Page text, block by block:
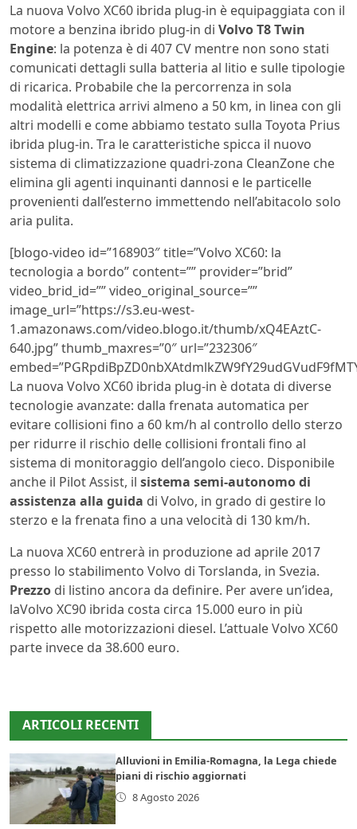
La nuova Volvo XC60 ibrida plug-in è equipaggiata con il
motore a benzina ibrido plug-in di Volvo T8 Twin
Engine: la potenza è di 407 CV mentre non sono stati
comunicati dettagli sulla batteria al litio e sulle tipologie
di ricarica. Probabile che la percorrenza in sola
modalità elettrica arrivi almeno a 50 km, in linea con gli
altri modelli e come abbiamo testato sulla Toyota Prius
ibrida plug-in. Tra le caratteristiche spicca il nuovo
sistema di climatizzazione quadri-zona CleanZone che
elimina gli agenti inquinanti dannosi e le particelle
provenienti dall’esterno immettendo nell’abitacolo solo
aria pulita.
[blogo-video id=”168903″ title=”Volvo XC60: la
tecnologia a bordo” content=”” provider=”brid”
video_brid_id=”” video_original_source=””
image_url=”https://s3.eu-west-
1.amazonaws.com/video.blogo.it/thumb/xQ4EAztC-
640.jpg” thumb_maxres=”0″ url=”232306″
La nuova Volvo XC60 ibrida plug-in è dotata di diverse
tecnologie avanzate: dalla frenata automatica per
evitare collisioni fino a 60 km/h al controllo dello sterzo
per ridurre il rischio delle collisioni frontali fino al
sistema di monitoraggio dell’angolo cieco. Disponibile
anche il Pilot Assist, il sistema semi-autonomo di
assistenza alla guida di Volvo, in grado di gestire lo
sterzo e la frenata fino a una velocità di 130 km/h.
La nuova XC60 entrerà in produzione ad aprile 2017
presso lo stabilimento Volvo di Torslanda, in Svezia.
Prezzo di listino ancora da definire. Per avere un’idea,
laVolvo XC90 ibrida costa circa 15.000 euro in più
rispetto alle motorizzazioni diesel. L’attuale Volvo XC60
parte invece da 38.600 euro.
ARTICOLI RECENTI
Alluvioni in Emilia-Romagna, la Lega chiede
piani di rischio aggiornati
8 Agosto 2026